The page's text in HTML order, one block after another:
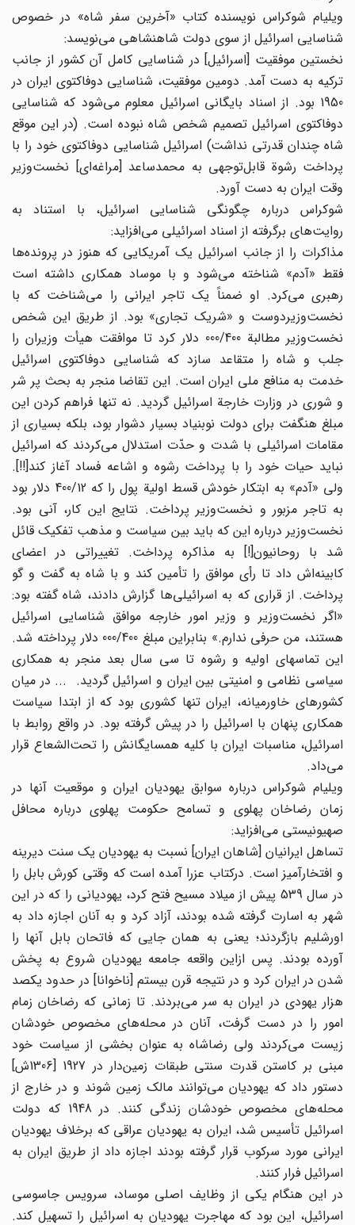
ویلیام شوکراس نویسنده کتاب ‌«آخرین سفر شاه» در خصوص
شناسایی اسرائیل از سوی دولت شاهنشاهی می‌نویسد:
نخستین موفقیت [اسرائیل] در شناسایی کامل آن کشور از جانب
ترکیه به دست آمد. دومین موفقیت، شناسایی دوفاکتوی ایران در
1950 بود. از اسناد بایگانی اسرائیل معلوم می‌شود که شناسایی
دوفاکتوی اسرائیل تصمیم شخص شاه نبوده است. (در این موقع
شاه چندان قدرتی نداشت) اسرائیل شناسایی دوفاکتوی خود را با
پرداخت رشوة قابل‌توجهی به محمدساعد [مراغه‌ای] نخست‌وزیر
وقت ایران به دست آورد.
شوکراس درباره چگونگی شناسایی اسرائیل، با استناد به
روایت‌های برگرفته از اسناد اسرائیلی می‌افزاید:
مذاکرات را از جانب اسرائیل یک آمریکایی که هنوز در پرونده‌ها
فقط «آدم» شناخته می‌شود و با موساد همکاری داشته است
رهبری می‌کرد. او ضمناً یک تاجر ایرانی را می‌شناخت که با
نخست‌وزیردوست و «شریک تجاری» بود. از طریق این شخص
نخست‌وزیر مطالبة 000/400 دلار کرد تا موافقت هیأت وزیران را
جلب و شاه را متقاعد سازد که شناسایی دوفاکتوی اسرائیل
خدمت به منافع ملی ایران است. این تقاضا منجر به بحث پر شر
و شوری در وزارت خارجة اسرائیل گردید. نه تنها فراهم کردن این
مبلغ هنگفت برای دولت نوبنیاد بسیار دشوار بود، بلکه بسیاری از
مقامات اسرائیلی با شدت و حدّت استدلال می‌کردند که اسرائیل
نباید حیات خود را با پرداخت رشوه و اشاعه فساد آغاز کند[!!].
ولی «آدم» به ابتکار خودش قسط اولیة پول را که 400/12 دلار بود
به تاجر مزبور و نخست‌وزیر پرداخت. نتایج این کار، آنی بود.
نخست‌وزیر درباره این که باید بین سیاست و مذهب تفکیک قائل
شد با روحانیون[!] به مذاکره پرداخت. تغییراتی در اعضای
کابینه‌اش داد تا رأی موافق را تأمین کند و با شاه به گفت و گو
پرداخت. از قراری که به اسرائیلی‌ها گزارش دادند، شاه گفته بود:
«اگر نخست‌وزیر و وزیر امور خارجه موافق شناسایی اسرائیل
هستند، من حرفی ندارم.» بنابراین مبلغ 000/400 دلار پرداخته شد.
این تماسهای اولیه و رشوه تا سی سال بعد منجر به همکاری
سیاسی نظامی و امنیتی بین ایران و اسرائیل گردید. ... در میان
کشورهای خاورمیانه، ایران تنها کشوری بود که از ابتدا سیاست
همکاری پنهان با اسرائیل را در پیش گرفته بود. در واقع روابط با
اسرائیل، مناسبات ایران با کلیه همسایگانش را تحت‌الشعاع قرار
می‌داد.
ویلیام شوکراس درباره سوابق یهودیان ایران و موقعیت آنها در
زمان رضاخان پهلوی و تسامح حکومت پهلوی درباره محافل
صهیونیستی می‌افزاید:
تساهل ایرانیان [شاهان ایران] نسبت به یهودیان یک سنت دیرینه
و افتخارآمیز است. درکتاب عزرا آمده است که وقتی کورش بابل را
در سال 539 پیش از میلاد مسیح فتح کرد، یهودیانی را که در این
شهر به اسارت گرفته شده بودند، آزاد کرد و به آنان اجازه داد به
اورشلیم بازگردند؛ یعنی به همان جایی که فاتحان بابل آنها را
آورده بودند. پس ازاین واقعه جامعه یهودیان شروع به پخش
شدن در ایران کرد و در نتیجه قرن بیستم [ناخوانا] در حدود یکصد
هزار یهودی در ایران به سر می‌بردند. تا زمانی که رضاخان زمام
امور را در دست گرفت، آنان در محله‌های مخصوص خودشان
زیست می‌کردند ولی رضاشاه به عنوان بخشی از سیاست خود
مبنی بر کاستن قدرت سنتی طبقات زمین‌دار در 1927 [1306ش]
دستور داد که یهودیان می‌توانند مالک زمین شوند و در خارج از
محله‌های مخصوص خودشان زندگی کنند. در 1948 که دولت
اسرائیل تأسیس شد، ایران به یهودیان عراقی که برخلاف یهودیان
ایرانی مورد سرکوب قرار گرفته بودند اجازه داد از طریق ایران به
اسرائیل فرار کنند.
در این هنگام یکی از وظایف اصلی موساد، سرویس جاسوسی
اسرائیل، این بود که مهاجرت یهودیان به اسرائیل را تسهیل کند.